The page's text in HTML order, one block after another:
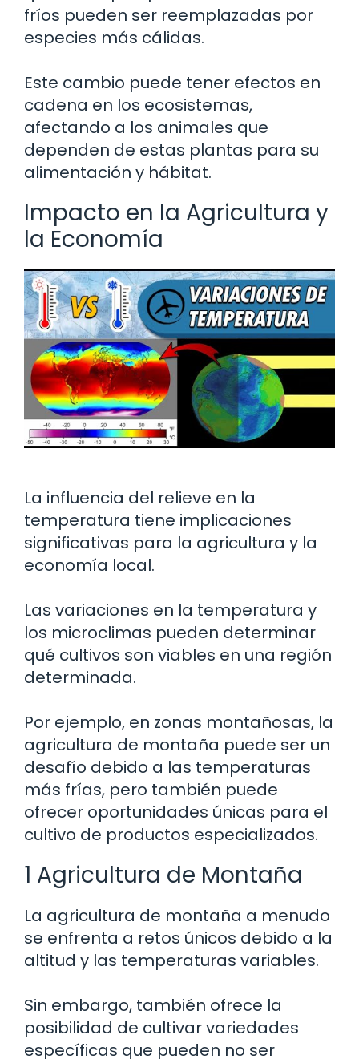
fríos pueden ser reemplazadas por
especies más cálidas.
Este cambio puede tener efectos en
cadena en los ecosistemas,
afectando a los animales que
dependen de estas plantas para su
alimentación y hábitat.
Impacto en la Agricultura y
la Economía
La influencia del relieve en la
temperatura tiene implicaciones
significativas para la agricultura y la
economía local.
Las variaciones en la temperatura y
los microclimas pueden determinar
qué cultivos son viables en una región
determinada.
Por ejemplo, en zonas montañosas, la
agricultura de montaña puede ser un
desafío debido a las temperaturas
más frías, pero también puede
ofrecer oportunidades únicas para el
cultivo de productos especializados.
1 Agricultura de Montaña
La agricultura de montaña a menudo
se enfrenta a retos únicos debido a la
altitud y las temperaturas variables.
Sin embargo, también ofrece la
posibilidad de cultivar variedades
específicas que pueden no ser